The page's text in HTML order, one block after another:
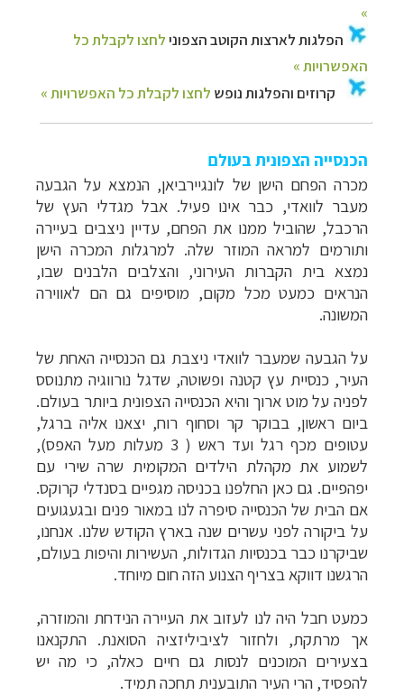
הכנסייה הצפונית בעולם
מכרה הפחם הישן של לונגיירביאן, הנמצא על הגבעה
מעבר לוואדי, כבר אינו פעיל. אבל מגדלי העץ של
הרכבל, שהוביל ממנו את הפחם, עדיין ניצבים בעיירה
ותורמים למראה המוזר שלה. למרגלות המכרה הישן
נמצא בית הקברות העירוני, והצלבים הלבנים שבו,
הנראים כמעט מכל מקום, מוסיפים גם הם לאווירה
המשונה.
על הגבעה שמעבר לוואדי ניצבת גם הכנסייה האחת של
העיר, כנסיית עץ קטנה ופשוטה, שדגל נורווגיה מתנוסס
לפניה על מוט ארוך והיא הכנסייה הצפונית ביותר בעולם.
ביום ראשון, בבוקר קר וסחוף רוח, יצאנו אליה ברגל,
עטופים מכף רגל ועד ראש ( 3 מעלות מעל האפס),
לשמוע את מקהלת הילדים המקומית שרה שירי עם
יפהפיים. גם כאן החלפנו בכניסה מגפיים בסנדלי קרוקס.
אם הבית של הכנסייה סיפרה לנו במאור פנים ובגעגועים
על ביקורה לפני עשרים שנה בארץ הקודש שלנו. אנחנו,
שביקרנו כבר בכנסיות הגדולות, העשירות והיפות בעולם,
הרגשנו דווקא בצריף הצנוע הזה חום מיוחד.
כמעט חבל היה לנו לעזוב את העיירה הנידחת והמוזרה,
אך מרתקת, ולחזור לציביליזציה הסואנת. התקנאנו
בצעירים המוכנים לנסות גם חיים כאלה, כי מה יש
להפסיד, הרי העיר התובענית תחכה תמיד.